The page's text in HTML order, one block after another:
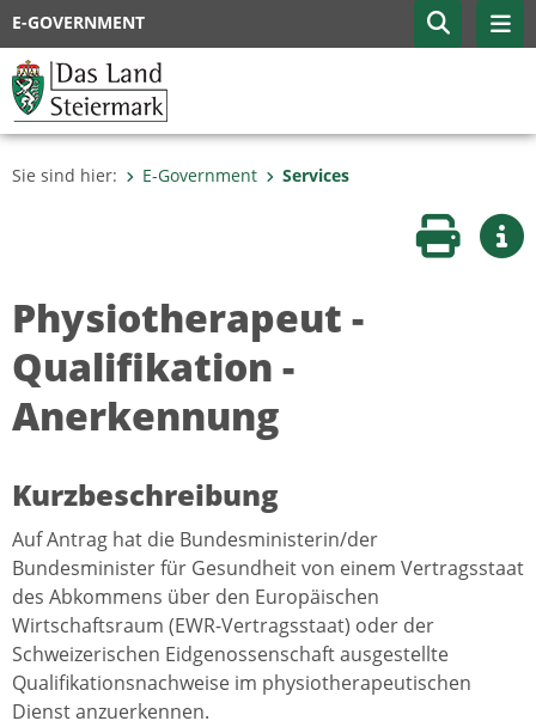
E-GOVERNMENT
Sie sind hier: E-Government Services
Seite
Physiotherapeut -
Qualifikation -
Anerkennung
Kurzbeschreibung
Auf Antrag hat die Bundesministerin/der
Bundesminister für Gesundheit von einem Vertragsstaat
des Abkommens über den Europäischen
Wirtschaftsraum (EWR-Vertragsstaat) oder der
Schweizerischen Eidgenossenschaft ausgestellte
Qualifikationsnachweise im physiotherapeutischen
Dienst anzuerkennen.